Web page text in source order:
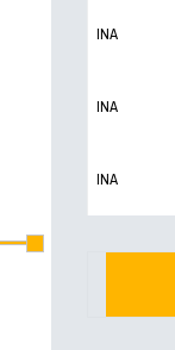
INA
INA
INA